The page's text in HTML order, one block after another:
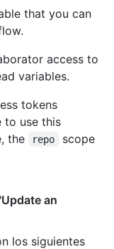
that you can
access to
variables.
tokens
to use this
the
repo
scope
an
los siguientes